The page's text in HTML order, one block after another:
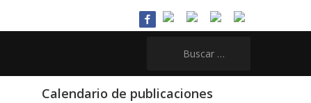
Calendario de publicaciones